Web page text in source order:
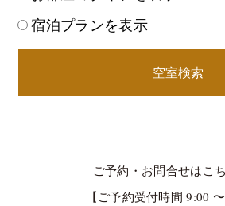
宿泊プランを表示
空室検索
ご予約・お問合せはこ
【ご予約受付時間 9:00 〜